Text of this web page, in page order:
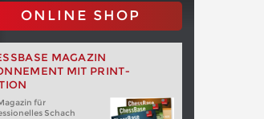
ONLINE SHOP
MAGAZIN
MIT PRINT-
für
Schach